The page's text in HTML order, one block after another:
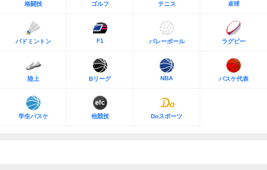
格闘技 ゴルフ テニス 卓球
バドミントン F1 バレーボール ラグビー
陸上 Bリーグ NBA バスケ代表
学生バスケ 他競技 Doスポーツ